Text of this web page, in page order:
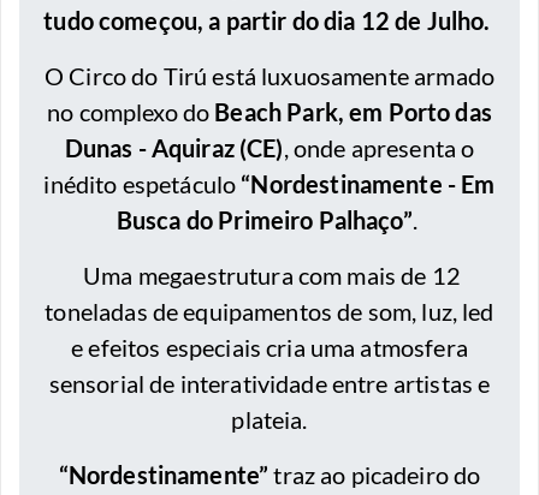
tudo começou, a partir do dia 12 de Julho.
O Circo do Tirú está luxuosamente armado
no complexo do Beach Park, em Porto das
Dunas - Aquiraz (CE), onde apresenta o
inédito espetáculo “Nordestinamente - Em
Busca do Primeiro Palhaço”.
Uma megaestrutura com mais de 12
toneladas de equipamentos de som, luz, led
e efeitos especiais cria uma atmosfera
sensorial de interatividade entre artistas e
plateia.
“Nordestinamente” traz ao picadeiro do